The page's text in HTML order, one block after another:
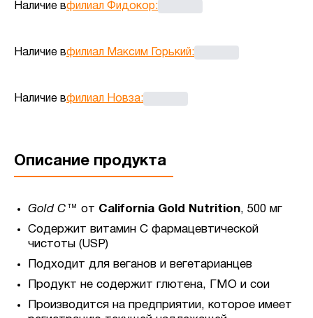
Наличие вфилиал Фидокор:
Наличие вфилиал Максим Горький:
Наличие вфилиал Новза:
Описание продукта
Gold C™ от California Gold Nutrition, 500 мг
Содержит витамин C фармацевтической
чистоты (USP)
Подходит для веганов и вегетарианцев
Продукт не содержит глютена, ГМО и сои
Производится на предприятии, которое имеет